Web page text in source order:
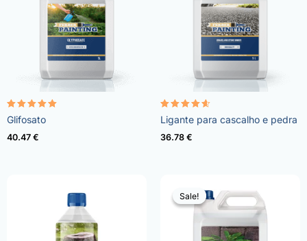
Avaliação
4.96
de 5
Glifosato
40.47 €
Avaliação
4.57
de 5
Ligante para cascalho e pedra
36.78 €
Sale!
Sale!